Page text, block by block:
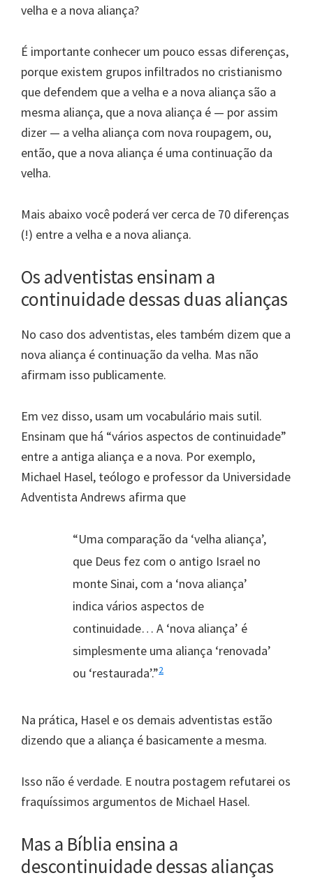
velha e a nova aliança?
É importante conhecer um pouco essas diferenças,
porque existem grupos infiltrados no cristianismo
que defendem que a velha e a nova aliança são a
mesma aliança, que a nova aliança é — por assim
dizer — a velha aliança com nova roupagem, ou,
então, que a nova aliança é uma continuação da
velha.
Mais abaixo você poderá ver cerca de 70 diferenças
(!) entre a velha e a nova aliança.
Os adventistas ensinam a
continuidade dessas duas alianças
No caso dos adventistas, eles também dizem que a
nova aliança é continuação da velha. Mas não
afirmam isso publicamente.
Em vez disso, usam um vocabulário mais sutil.
Ensinam que há “vários aspectos de continuidade”
entre a antiga aliança e a nova. Por exemplo,
Michael Hasel, teólogo e professor da Universidade
Adventista Andrews afirma que
“Uma comparação da ‘velha aliança’,
que Deus fez com o antigo Israel no
monte Sinai, com a ‘nova aliança’
indica vários aspectos de
continuidade… A ‘nova aliança’ é
simplesmente uma aliança ‘renovada’
ou ‘restaurada’.”2
Na prática, Hasel e os demais adventistas estão
dizendo que a aliança é basicamente a mesma.
Isso não é verdade. E noutra postagem refutarei os
fraquíssimos argumentos de Michael Hasel.
Mas a Bíblia ensina a
descontinuidade dessas alianças